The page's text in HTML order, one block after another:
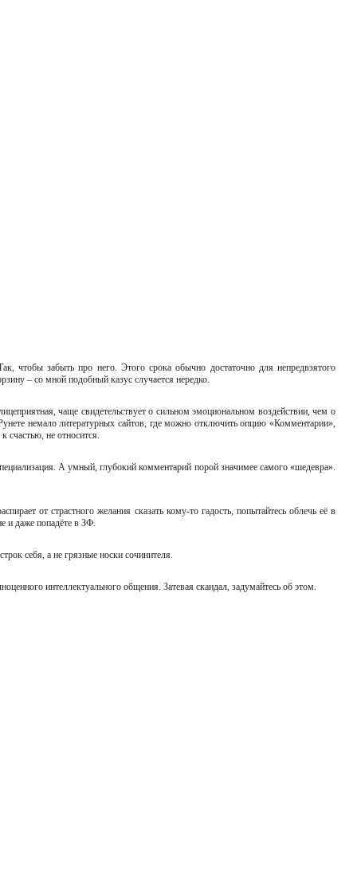
чтобы забыть про него. Этого срока обычно достаточно для непредвзятого
– со мной подобный казус случается нередко.
чаще свидетельствует о сильном эмоциональном воздействии, чем о
немало литературных сайтов, где можно отключить опцию «Комментарии»,
счастью, не относится.
А умный, глубокий комментарий порой значимее самого «шедевра».
от страстного желания сказать кому-то гадость, попытайтесь облечь её в
и даже попадёте в ЗФ.
себя, а не грязные носки сочинителя.
интеллектуального общения. Затевая скандал, задумайтесь об этом.